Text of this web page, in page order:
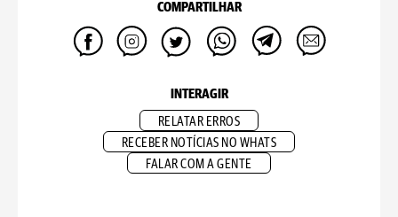
COMPARTILHAR
INTERAGIR
RELATAR ERROS
RECEBER NOTÍCIAS NO WHATS
FALAR COM A GENTE